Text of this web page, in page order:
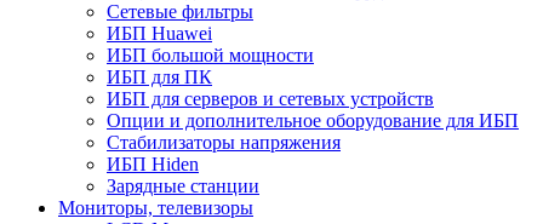
Сетевые фильтры
ИБП Huawei
ИБП большой мощности
ИБП для ПК
ИБП для серверов и сетевых устройств
Опции и дополнительное оборудование для ИБП
Стабилизаторы напряжения
ИБП Hiden
Зарядные станции
Мониторы, телевизоры